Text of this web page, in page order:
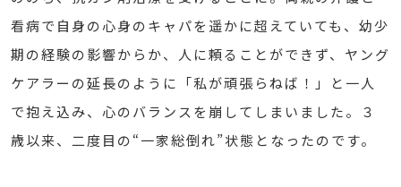
看病で自身の心身のキャパを遥かに超えていても、幼少
期の経験の影響からか、人に頼ることができず、ヤング
ケアラーの延長のように「私が頑張らねば！」と一人
で抱え込み、心のバランスを崩してしまいました。３
歳以来、二度目の“一家総倒れ”状態となったのです。